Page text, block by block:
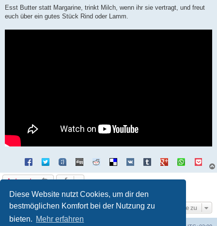
Diese Website nutzt Cookies, um dir den
bestmöglichen Komfort bei der Nutzung zu
bieten. Mehr erfahren
Esst Butter statt Margarine, trinkt Milch, wenn ihr sie vertragt, und freut
euch über ein gutes Stück Rind oder Lamm.
Antworten
1 Beitrag • Seite1von 1
Gehe zu